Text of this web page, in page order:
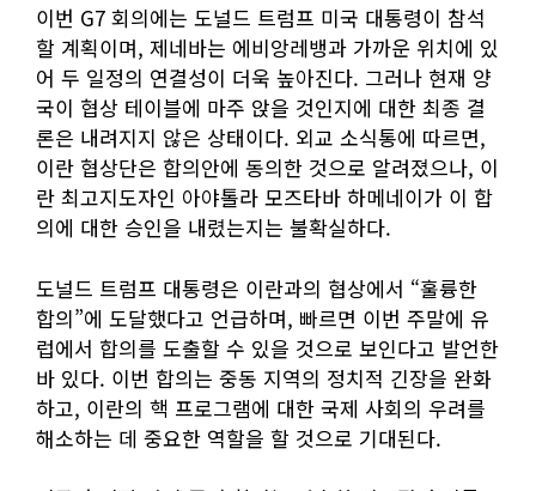
이번 G7 회의에는 도널드 트럼프 미국 대통령이 참석
할 계획이며, 제네바는 에비앙레뱅과 가까운 위치에 있
어 두 일정의 연결성이 더욱 높아진다. 그러나 현재 양
국이 협상 테이블에 마주 앉을 것인지에 대한 최종 결
론은 내려지지 않은 상태이다. 외교 소식통에 따르면,
이란 협상단은 합의안에 동의한 것으로 알려졌으나, 이
란 최고지도자인 아야톨라 모즈타바 하메네이가 이 합
의에 대한 승인을 내렸는지는 불확실하다.
도널드 트럼프 대통령은 이란과의 협상에서 “훌륭한
합의”에 도달했다고 언급하며, 빠르면 이번 주말에 유
럽에서 합의를 도출할 수 있을 것으로 보인다고 발언한
바 있다. 이번 합의는 중동 지역의 정치적 긴장을 완화
하고, 이란의 핵 프로그램에 대한 국제 사회의 우려를
해소하는 데 중요한 역할을 할 것으로 기대된다.